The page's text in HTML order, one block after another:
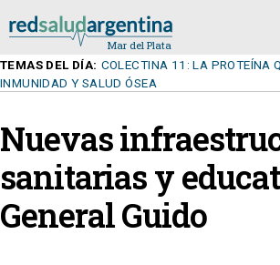
TEMAS DEL DÍA: COLECTINA 11: LA PROTEÍNA
INMUNIDAD Y SALUD ÓSEA
Nuevas
sanitarias y
General Guido